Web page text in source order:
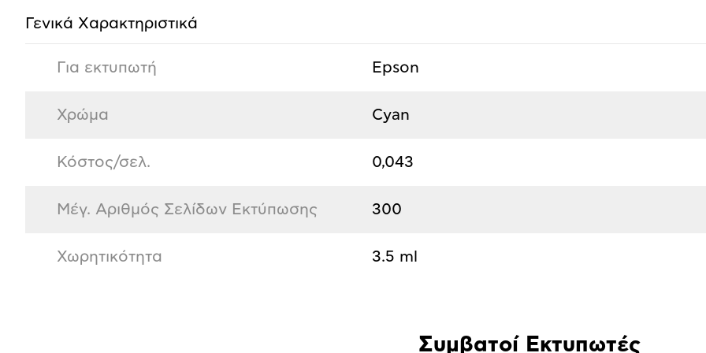
Γενικά Xαρακτηριστικά
Για εκτυπωτή Epson
Χρώμα Cyan
Κόστος/σελ. 0,043
Μέγ. Αριθμός Σελίδων Εκτύπωσης 300
Χωρητικότητα 3.5 ml
Συμβατοί Εκτυπωτές